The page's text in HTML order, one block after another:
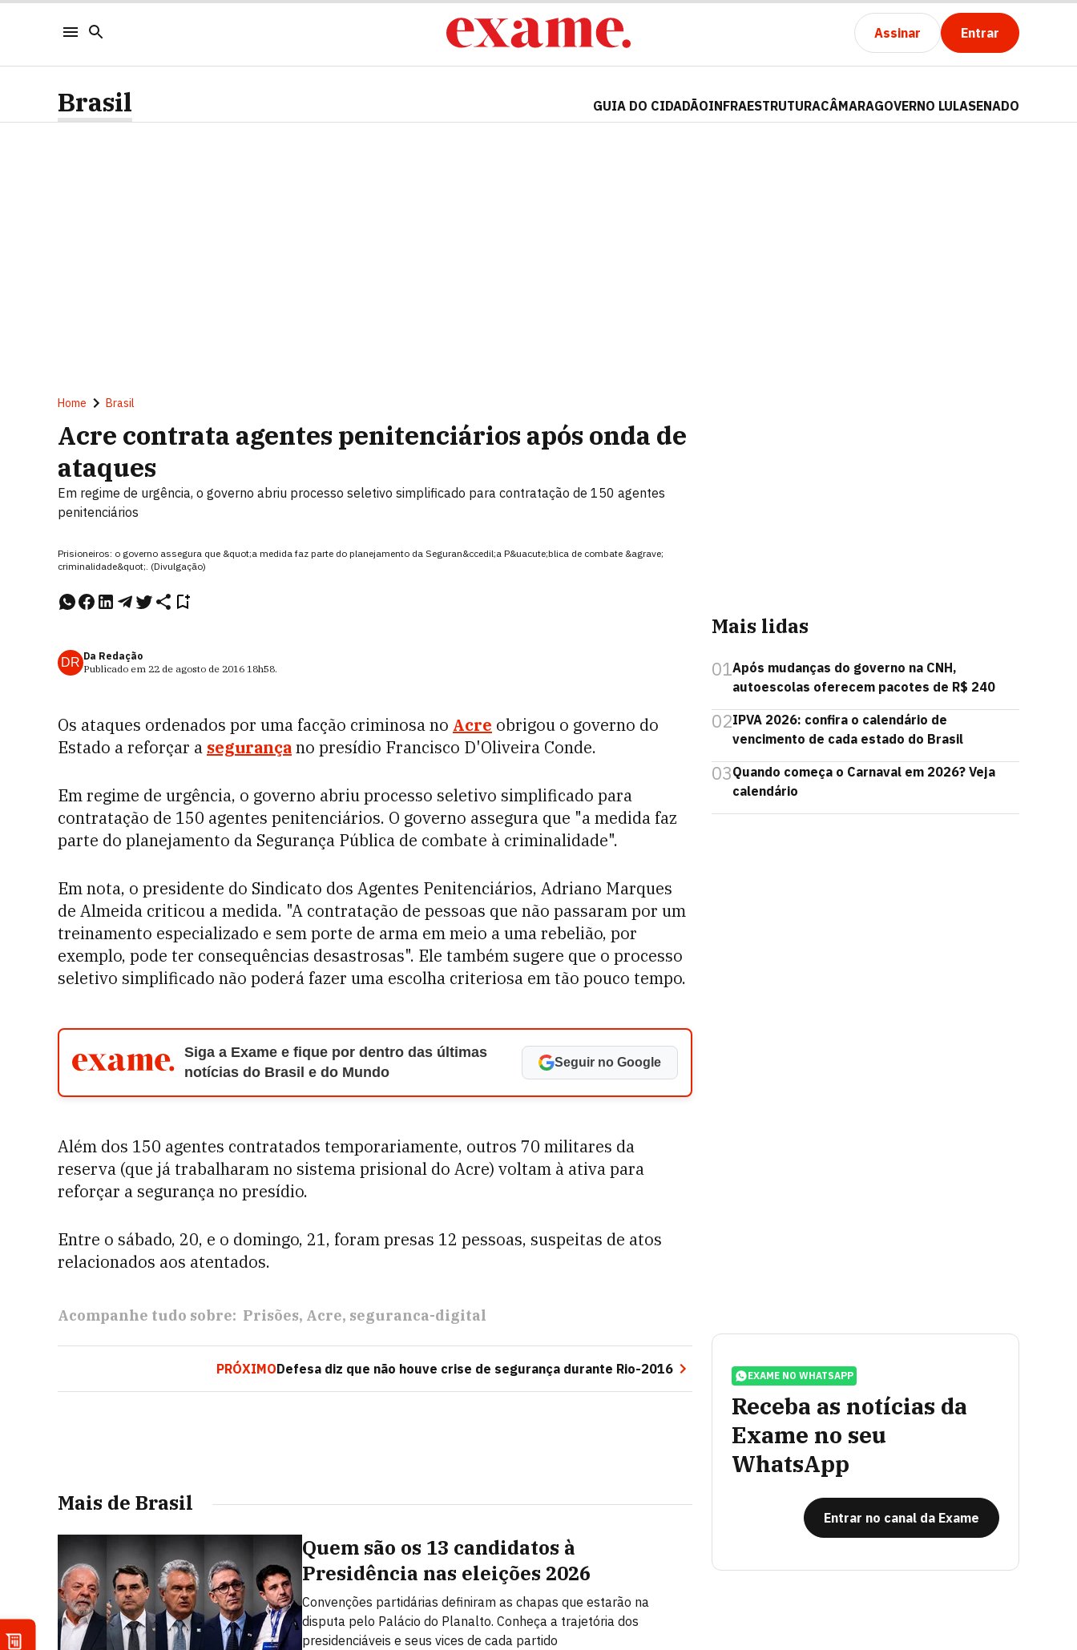
Assinar Entrar
Brasil GUIA DO CIDADÃOINFRAESTRUTURACÂMARAGOVERNO LULASENADO
Home Brasil
Acre contrata agentes penitenciários após onda de
ataques
Em regime de urgência, o governo abriu processo seletivo simplificado para contratação de 150 agentes
penitenciários
Prisioneiros: o governo assegura que &quot;a medida faz parte do planejamento da Seguran&ccedil;a P&uacute;blica de combate &agrave;
criminalidade&quot;. (Divulgação)
DR Da Redação
Publicado em 22 de agosto de 2016 18h58.
Os ataques ordenados por uma facção criminosa no Acre obrigou o governo do
Estado a reforçar a segurançano presídio Francisco D'Oliveira Conde.
Em regime de urgência, o governo abriu processo seletivo simplificado para
contratação de 150 agentes penitenciários. O governo assegura que "a medida faz
parte do planejamento da Segurança Pública de combate à criminalidade".
Em nota, o presidente do Sindicato dos Agentes Penitenciários, Adriano Marques
de Almeida criticou a medida. "A contratação de pessoas que não passaram por um
treinamento especializado e sem porte de arma em meio a uma rebelião, por
exemplo, pode ter consequências desastrosas". Ele também sugere que o processo
seletivo simplificado não poderá fazer uma escolha criteriosa em tão pouco tempo.
Siga a Exame e fique por dentro das últimas
notícias do Brasil e do Mundo
Seguir no Google
Além dos 150 agentes contratados temporariamente, outros 70 militares da
reserva (que já trabalharam no sistema prisional do Acre) voltam à ativa para
reforçar a segurança no presídio.
Entre o sábado, 20, e o domingo, 21, foram presas 12 pessoas, suspeitas de atos
relacionados aos atentados.
Acompanhe tudo sobre: Prisões Acre seguranca-digital
PRÓXIMODefesa diz que não houve crise de segurança durante Rio-2016
Mais de Brasil
Quem são os 13 candidatos à
Presidência nas eleições 2026
Convenções partidárias definiram as chapas que estarão na
disputa pelo Palácio do Planalto. Conheça a trajetória dos
presidenciáveis e seus vices de cada partido
Mais lidas
01Após mudanças do governo na CNH,
autoescolas oferecem pacotes de R$ 240
02IPVA 2026: confira o calendário de
vencimento de cada estado do Brasil
03Quando começa o Carnaval em 2026? Veja
calendário
EXAME NO WHATSAPP
Receba as notícias da
Exame no seu
WhatsApp
Entrar no canal da Exame